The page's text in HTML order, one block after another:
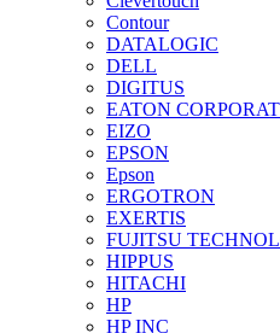
Contour
DATALOGIC
DELL
DIGITUS
EATON
EIZO
EPSON
Epson
ERGOTRON
EXERTIS
FUJITSU
HIPPUS
HITACHI
HP
HP INC